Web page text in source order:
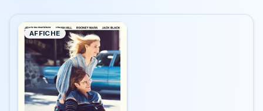
AFFICHE